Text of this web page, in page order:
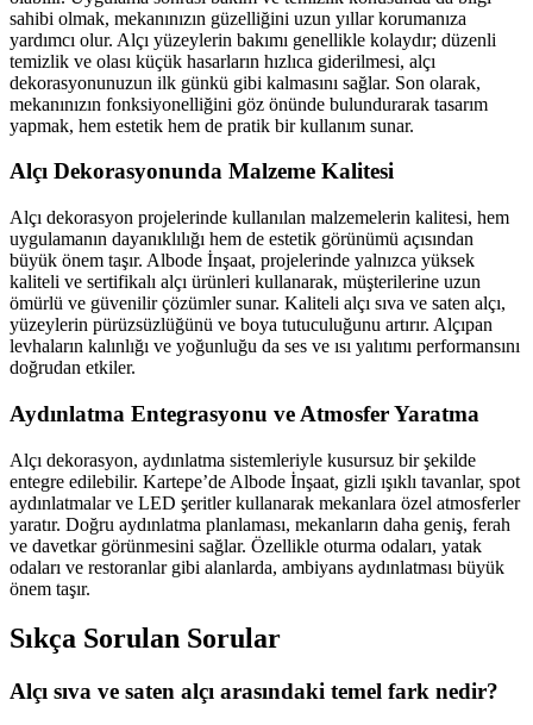
sahibi olmak, mekanınızın güzelliğini uzun yıllar korumanıza
yardımcı olur. Alçı yüzeylerin bakımı genellikle kolaydır; düzenli
temizlik ve olası küçük hasarların hızlıca giderilmesi, alçı
dekorasyonunuzun ilk günkü gibi kalmasını sağlar. Son olarak,
mekanınızın fonksiyonelliğini göz önünde bulundurarak tasarım
yapmak, hem estetik hem de pratik bir kullanım sunar.
Alçı Dekorasyonunda Malzeme Kalitesi
Alçı dekorasyon projelerinde kullanılan malzemelerin kalitesi, hem
uygulamanın dayanıklılığı hem de estetik görünümü açısından
büyük önem taşır. Albode İnşaat, projelerinde yalnızca yüksek
kaliteli ve sertifikalı alçı ürünleri kullanarak, müşterilerine uzun
ömürlü ve güvenilir çözümler sunar. Kaliteli alçı sıva ve saten alçı,
yüzeylerin pürüzsüzlüğünü ve boya tutuculuğunu artırır. Alçıpan
levhaların kalınlığı ve yoğunluğu da ses ve ısı yalıtımı performansını
doğrudan etkiler.
Aydınlatma Entegrasyonu ve Atmosfer Yaratma
Alçı dekorasyon, aydınlatma sistemleriyle kusursuz bir şekilde
entegre edilebilir. Kartepe’de Albode İnşaat, gizli ışıklı tavanlar, spot
aydınlatmalar ve LED şeritler kullanarak mekanlara özel atmosferler
yaratır. Doğru aydınlatma planlaması, mekanların daha geniş, ferah
ve davetkar görünmesini sağlar. Özellikle oturma odaları, yatak
odaları ve restoranlar gibi alanlarda, ambiyans aydınlatması büyük
önem taşır.
Sıkça Sorulan Sorular
Alçı sıva ve saten alçı arasındaki temel fark nedir?